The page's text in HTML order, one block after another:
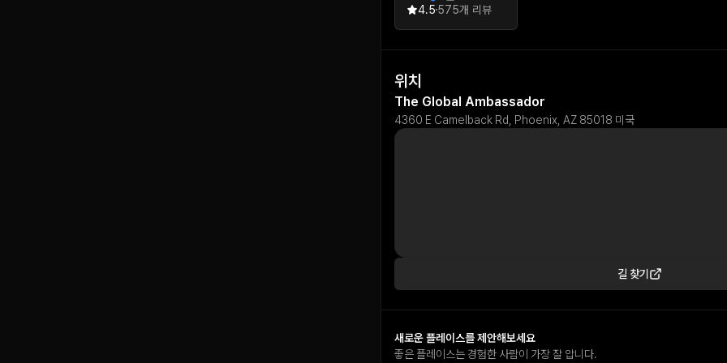
4.5575개 리뷰
위치
The Global Ambassador
4360 E Camelback Rd, Phoenix, AZ 85018 미국
길 찾기
새로운 플레이스를 제안해보세요
좋은 플레이스는 경험한 사람이 가장 잘 압니다.